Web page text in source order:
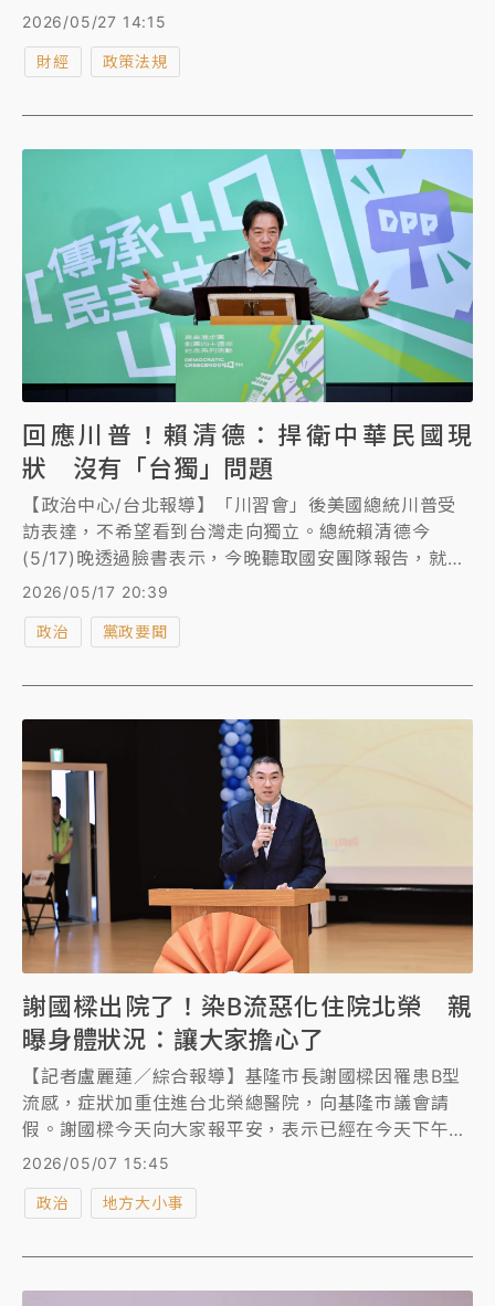
統資訊、資料傳輸及分享等風險，其中，高德地圖風險
有8項。
2026/05/27 14:15
財經 政策法規
回應川普！賴清德：捍衛中華民國現
狀 沒有「台獨」問題
【政治中心/台北報導】「川習會」後美國總統川普受
訪表達，不希望看到台灣走向獨立。總統賴清德今
(5/17)晚透過臉書表示，今晚聽取國安團隊報告，就最
新情勢提出五點說明。他強調「捍衛中華民國現狀，沒
有台獨問題」。
2026/05/17 20:39
政治 黨政要聞
謝國樑出院了！染B流惡化住院北榮 親
曝身體狀況：讓大家擔心了
【記者盧麗蓮／綜合報導】基隆市長謝國樑因罹患B型
流感，症狀加重住進台北榮總醫院，向基隆市議會請
假。謝國樑今天向大家報平安，表示已經在今天下午出
院，返家休養，希望能好好恢復體力，「讓大家擔心
2026/05/07 15:45
政治 地方大小事